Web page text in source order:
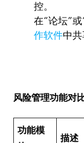
控。
在“论坛”
作软件中共
风险管理功能对
功能模
描述